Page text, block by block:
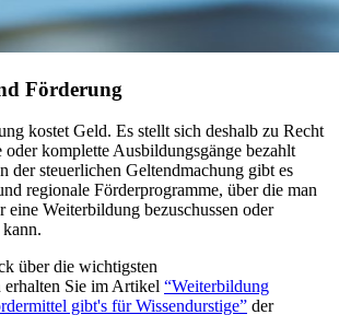
Förderung
kostet Geld. Es stellt sich deshalb zu Recht
komplette Ausbildungsgänge bezahlt
der steuerlichen Geltendmachung gibt es
regionale Förderprogramme, über die man
eine Weiterbildung bezuschussen oder
über die wichtigsten
Sie im Artikel “Weiterbildung
gibt's für Wissendurstige” der